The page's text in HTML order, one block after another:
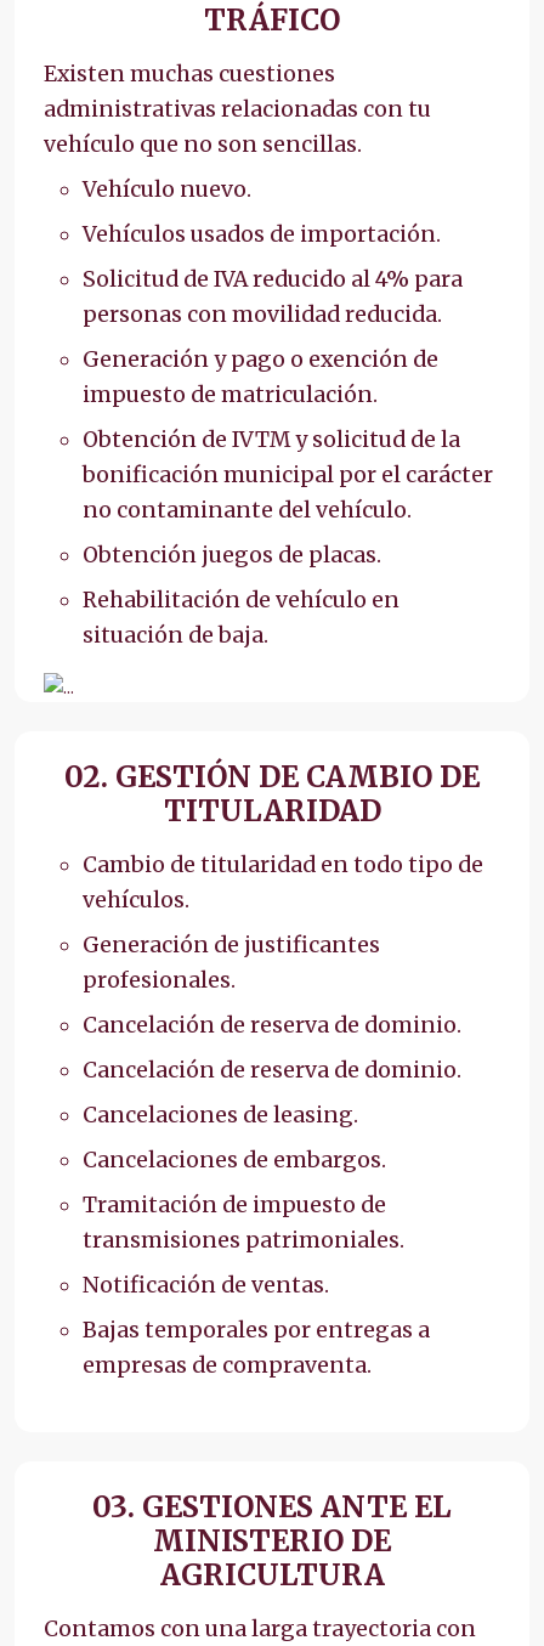
TRÁFICO
Existen muchas cuestiones
administrativas relacionadas con tu
vehículo que no son sencillas.
Vehículo nuevo.
Vehículos usados de importación.
Solicitud de IVA reducido al 4% para
personas con movilidad reducida.
Generación y pago o exención de
impuesto de matriculación.
Obtención de IVTM y solicitud de la
bonificación municipal por el carácter
no contaminante del vehículo.
Obtención juegos de placas.
Rehabilitación de vehículo en
situación de baja.
02. GESTIÓN DE CAMBIO DE
TITULARIDAD
Cambio de titularidad en todo tipo de
vehículos.
Generación de justificantes
profesionales.
Cancelación de reserva de dominio.
Cancelación de reserva de dominio.
Cancelaciones de leasing.
Cancelaciones de embargos.
Tramitación de impuesto de
transmisiones patrimoniales.
Notificación de ventas.
Bajas temporales por entregas a
empresas de compraventa.
03. GESTIONES ANTE EL
MINISTERIO DE
AGRICULTURA
Contamos con una larga trayectoria con